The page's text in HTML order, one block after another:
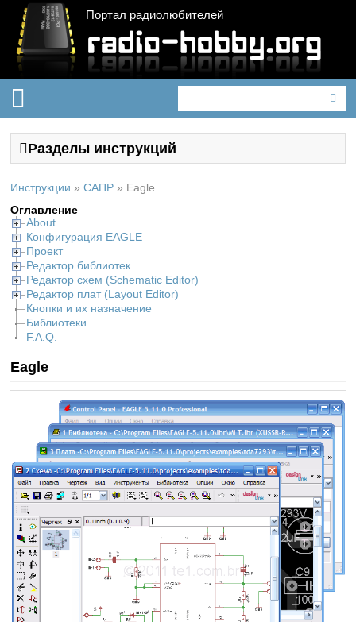
Портал радиолюбителей
Разделы инструкций
Инструкции » САПР » Eagle
Оглавление
About
Конфигурация EAGLE
Проект
Редактор библиотек
Редактор схем (Schematic Editor)
Редактор плат (Layout Editor)
Кнопки и их назначение
Библиотеки
F.A.Q.
Eagle